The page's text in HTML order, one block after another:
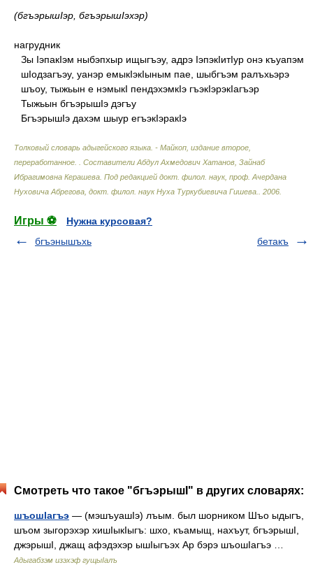
(бгъэрышIэр, бгъэрышIэхэр)
нагрудник
Зы IэпакIэм ныбэпхыр ищыгъэу, адрэ IэпэкIитIур онэ къуапэм
шIодзагъэу, уанэр емыкIэкIыным пае, шыбгъэм ралъхьэрэ
шъоу, тыжьын е нэмыкI пендэхэмкIэ гъэкIэрэкIагъэр
Тыжьын бгъэрышIэ дэгъу
БгъэрышIэ дахэм шыур егъэкIэракIэ
Толковый словарь адыгейского языка. - Майкоп, издание второе,
переработанное.
Составители Абдул Ахмедович Хатанов, Зайнаб
Ибрагимовна Керашева. Под редакцией докт. филол. наук, проф. Ачердана
Нуховича Абрегова, докт. филол. наук Нуха Туркубиевича Гишева.
2006
Игры ⚽
Нужна курсовая?
бгъэнышъхь
бетакъ
Смотреть что такое "бгъэрышI" в других словарях:
шъошIагъэ — (мэшъуашIэ) лъым. был шорником Шъо ыдыгъ,
шъом зыгорэхэр хишIыкIыгъ: шхо, къамыщ, нахъут, бгъэрышI,
джэрышI, джащ афэдэхэр ышIыгъэх Ар бэрэ шъошIагъэ …
Адыгабзэм изэхэф гущыIалъ